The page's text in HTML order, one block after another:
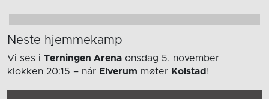
Neste hjemmekamp
Vi ses i Terningen Arena onsdag 5. november
klokken 20:15 – når Elverum møter Kolstad !